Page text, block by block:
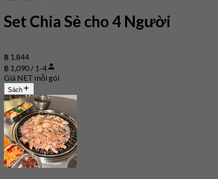
Set Chia Sẻ cho 4 Người
฿ 1.844
฿ 1,090 / 1-4
Giá NET mỗi gói
Sách